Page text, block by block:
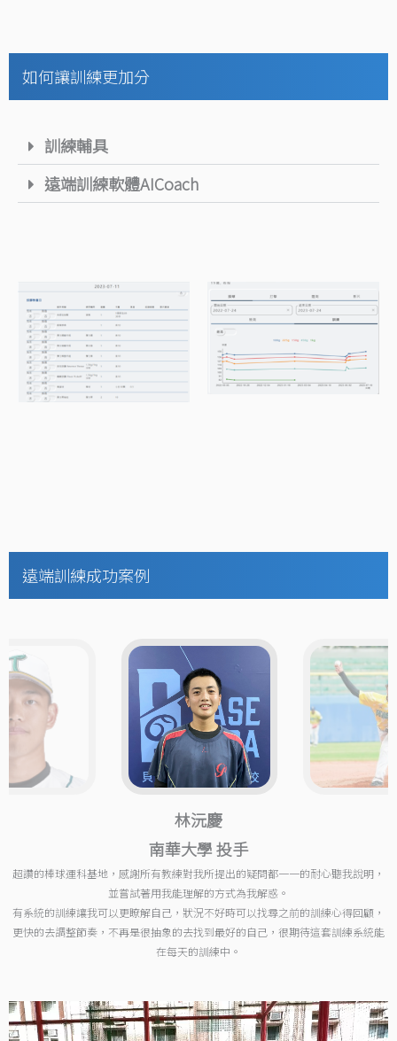
如何讓訓練更加分
訓練輔具
遠端訓練軟體AICoach
遠端訓練成功案例
林沅慶
南華大學 投手
超讚的棒球運科基地，感謝所有教練對我所提出的疑問都一一的耐心聽我說明，
並嘗試著用我能理解的方式為我解惑。
有系統的訓練讓我可以更瞭解自己，狀況不好時可以找尋之前的訓練心得回顧，
更快的去調整節奏，不再是很抽象的去找到最好的自己，很期待這套訓練系統能
在每天的訓練中。